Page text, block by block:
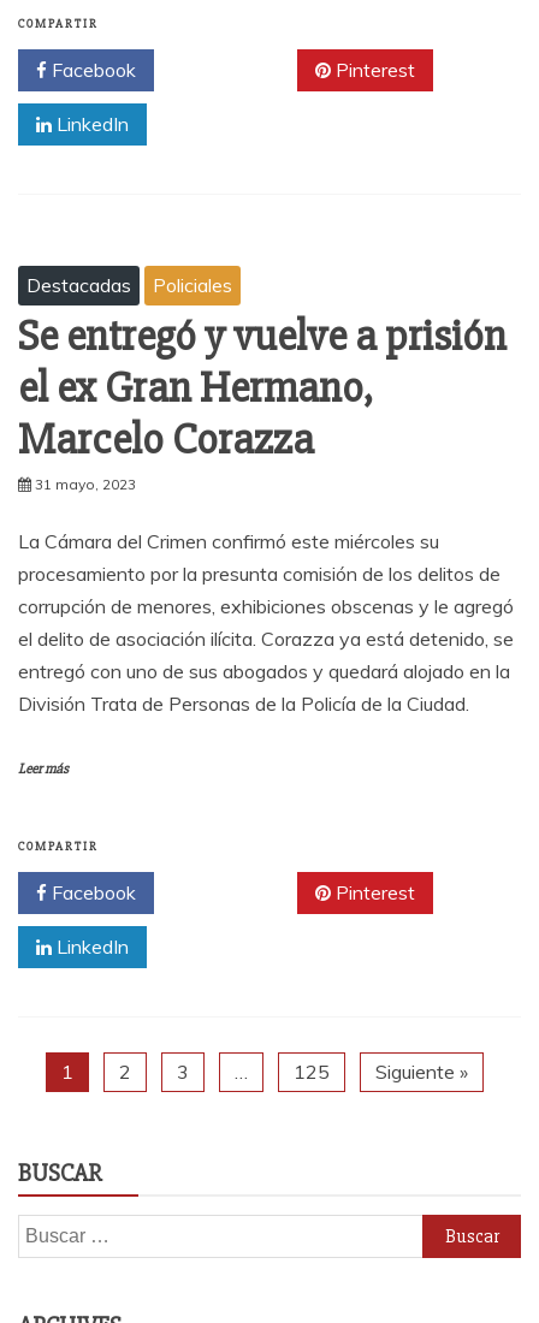
COMPARTIR
Facebook Pinterest
LinkedIn
Destacadas Policiales
Se entregó y vuelve a prisión
el ex Gran Hermano,
Marcelo Corazza
31 mayo, 2023
La Cámara del Crimen confirmó este miércoles su
procesamiento por la presunta comisión de los delitos de
corrupción de menores, exhibiciones obscenas y le agregó
el delito de asociación ilícita. Corazza ya está detenido, se
entregó con uno de sus abogados y quedará alojado en la
División Trata de Personas de la Policía de la Ciudad.
Leer más
COMPARTIR
Facebook Pinterest
LinkedIn
1 2 3 125 Siguiente »
BUSCAR
Buscar: